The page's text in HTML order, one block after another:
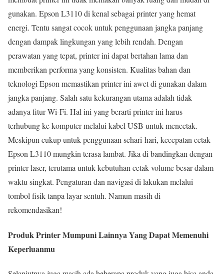
gunakan. Epson L3110 di kenal sebagai printer yang hemat
energi. Tentu sangat cocok untuk penggunaan jangka panjang
dengan dampak lingkungan yang lebih rendah. Dengan
perawatan yang tepat, printer ini dapat bertahan lama dan
memberikan performa yang konsisten. Kualitas bahan dan
teknologi Epson memastikan printer ini awet di gunakan dalam
jangka panjang. Salah satu kekurangan utama adalah tidak
adanya fitur Wi-Fi. Hal ini yang berarti printer ini harus
terhubung ke komputer melalui kabel USB untuk mencetak.
Meskipun cukup untuk penggunaan sehari-hari, kecepatan cetak
Epson L3110 mungkin terasa lambat. Jika di bandingkan dengan
printer laser, terutama untuk kebutuhan cetak volume besar dalam
waktu singkat. Pengaturan dan navigasi di lakukan melalui
tombol fisik tanpa layar sentuh. Namun masih di
rekomendasikan!
Produk Printer Mumpuni Lainnya Yang Dapat Memenuhi
Keperluanmu